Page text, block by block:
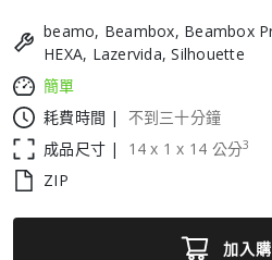
beamo, Beambox, Beambox
HEXA, Lazervida, Silhouette
簡單
耗費時間 |
不到三十分鐘
成品尺寸 |
14 x 1 x 14 公分3
ZIP
加入